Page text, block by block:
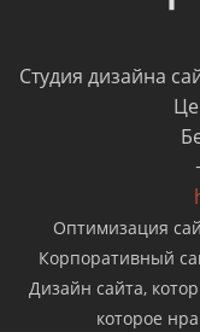
Студия дизайна
Оптимизация
Корпоративный
Дизайн сайта,
которое